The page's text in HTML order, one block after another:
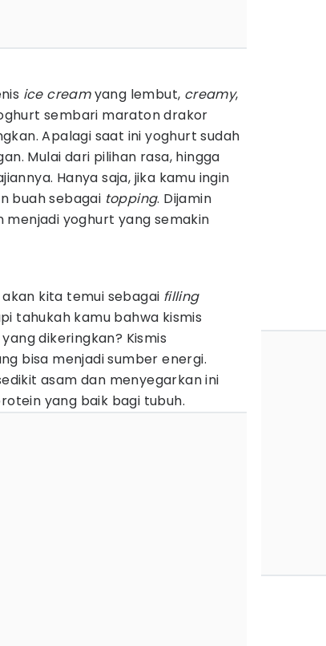
ice creamyang lembut, creamy,
sembari maraton drakor
Apalagi saat ini yoghurt sudah
Mulai dari pilihan rasa, hingga
Hanya saja, jika kamu ingin
buah sebagai topping. Dijamin
yoghurt yang semakin
kita temui sebagai filling
tahukah kamu bahwa kismis
dikeringkan? Kismis
bisa menjadi sumber energi.
asam dan menyegarkan ini
yang baik bagi tubuh.